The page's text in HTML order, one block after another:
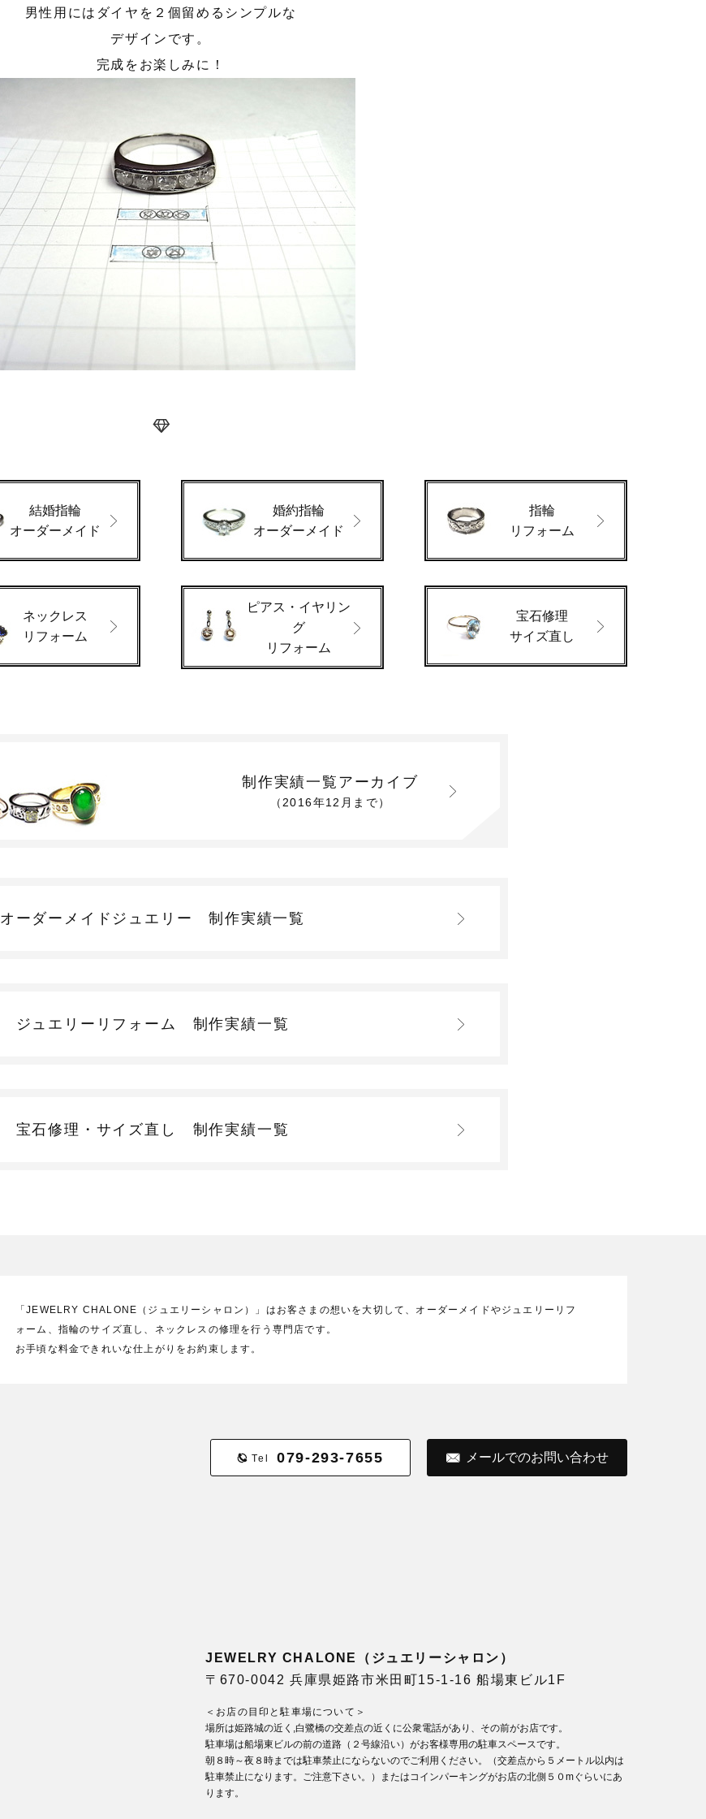
男性用にはダイヤを２個留めるシンプルな
デザインです。
完成をお楽しみに！
結婚指輪
オーダーメイド
婚約指輪
オーダーメイド
指輪
リフォーム
ネックレス
リフォーム
ピアス・イヤリン
グ
リフォーム
宝石修理
サイズ直し
制作実績一覧アーカイブ
（2016年12月まで）
オーダーメイドジュエリー制作実績一覧
ジュエリーリフォーム 制作実績一覧
宝石修理・サイズ直し 制作実績一覧
「JEWELRY CHALONE（ジュエリーシャロン）」はお客さまの想いを大切して、オーダーメイドやジュエリーリフ
ォーム、指輪のサイズ直し、ネックレスの修理を行う専門店です。
お手頃な料金できれいな仕上がりをお約束します。
Tel 079-293-7655 メールでのお問い合わせ
JEWELRY CHALONE（ジュエリーシャロン）
〒670-0042 兵庫県姫路市米田町15-1-16 船場東ビル1F
＜お店の目印と駐車場について＞
場所は姫路城の近く,白鷺橋の交差点の近くに公衆電話があり、その前がお店です。
駐車場は船場東ビルの前の道路（２号線沿い）がお客様専用の駐車スペースです。
朝８時～夜８時までは駐車禁止にならないのでご利用ください。（交差点から５メートル以内は
駐車禁止になります。ご注意下さい。）またはコインパーキングがお店の北側５０mぐらいにあ
ります。